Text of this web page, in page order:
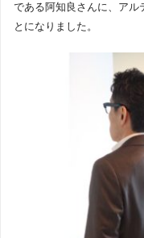
である阿知良さんに、アル
とになりました。